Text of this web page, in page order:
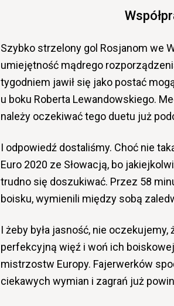
Szybko strzelony gol Rosjanom we
umiejętność mądrego
tygodniem jawił się jako postać
u boku Roberta Lewandowskiego.
należy oczekiwać tego duetu już
I odpowiedź dostaliśmy. Choć nie
Euro 2020 ze Słowacją, bo
trudno się doszukiwać. Przez 58
boisku, wymienili między sobą
I żeby była jasność, nie
perfekcyjną więź i woń ich
mistrzostw Europy. Fajerwerków
ciekawych wymian i zagrań już